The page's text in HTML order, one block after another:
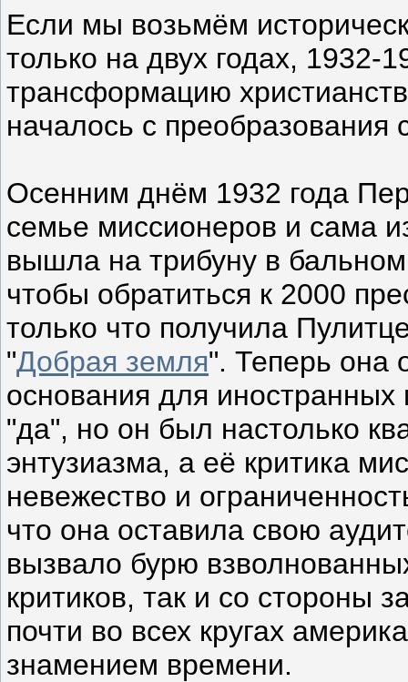
Если мы возьмём
только на двух годах,
трансформацию
началось с преобразования
Осенним днём 1932 года
семье миссионеров и сама
вышла на трибуну в
чтобы обратиться к 2000
только что получила
"Добрая земля". Теперь она
основания для
"да", но он был настолько
энтузиазма, а её критика
невежество и
что она оставила свою
вызвало бурю
критиков, так и со стороны
почти во всех кругах
знамением времени.